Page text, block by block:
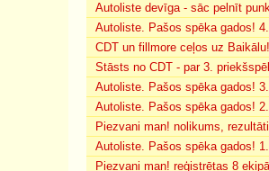
Autoliste devīga - sāc pelnīt
Autoliste. Pašos spēka gados!
CDT un fillmore ceļos uz Baikālu!
Stāsts no CDT - par 3.
Autoliste. Pašos spēka gados!
Autoliste. Pašos spēka gados!
Piezvani man! nolikums,
Autoliste. Pašos spēka gados!
Piezvani man! reģistrētas 8